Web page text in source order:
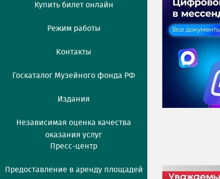
Купить билет онлайн
Режим работы
Контакты
Госкаталог Музейного фонда РФ
Издания
Независимая оценка качества
оказания услуг
Пресс-центр
Предоставление в аренду площадей